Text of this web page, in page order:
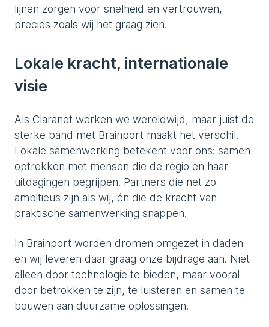
lijnen zorgen voor snelheid en vertrouwen,
precies zoals wij het graag zien.
Lokale kracht, internationale
visie
Als Claranet werken we wereldwijd, maar juist de
sterke band met Brainport maakt het verschil.
Lokale samenwerking betekent voor ons: samen
optrekken met mensen die de regio en haar
uitdagingen begrijpen. Partners die net zo
ambitieus zijn als wij, én die de kracht van
praktische samenwerking snappen.
In Brainport worden dromen omgezet in daden
en wij leveren daar graag onze bijdrage aan. Niet
alleen door technologie te bieden, maar vooral
door betrokken te zijn, te luisteren en samen te
bouwen aan duurzame oplossingen.